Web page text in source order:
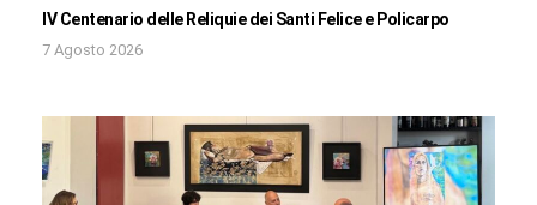
IV Centenario delle Reliquie dei Santi Felice e Policarpo
7 Agosto 2026